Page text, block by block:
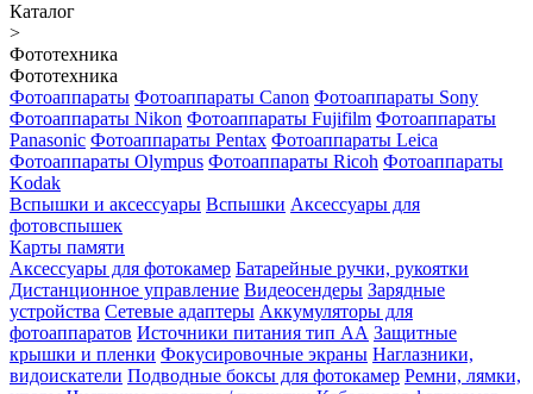
Каталог
>
Фототехника
Фототехника
Фотоаппараты Фотоаппараты Canon Фотоаппараты Sony
Фотоаппараты Nikon Фотоаппараты Fujifilm Фотоаппараты
Panasonic Фотоаппараты Pentax Фотоаппараты Leica
Фотоаппараты Olympus Фотоаппараты Ricoh Фотоаппараты
Kodak
Вспышки и аксессуары Вспышки Аксессуары для
фотовспышек
Карты памяти
Аксессуары для фотокамер Батарейные ручки, рукоятки
Дистанционное управление Видеосендеры Зарядные
устройства Сетевые адаптеры Аккумуляторы для
фотоаппаратов Источники питания тип АА Защитные
крышки и пленки Фокусировочные экраны Наглазники,
видоискатели Подводные боксы для фотокамер Ремни, лямки,